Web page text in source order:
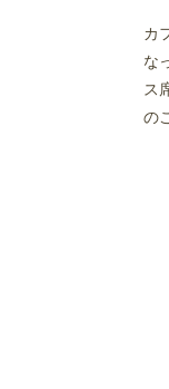
カ
な
ス
の